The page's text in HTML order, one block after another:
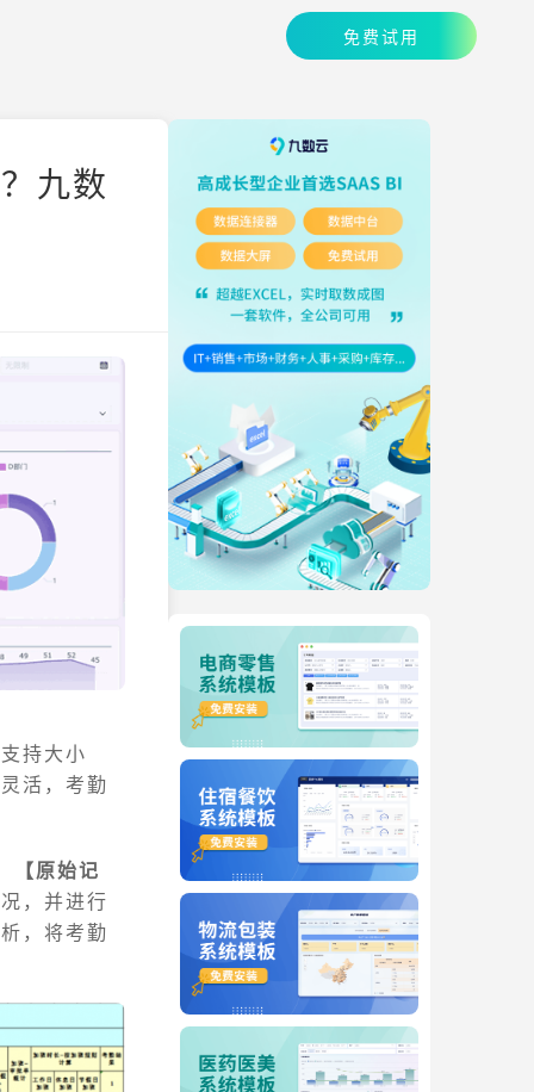
免费试用
九数
持大小
活，考勤
【原始记
，并进行
，将考勤